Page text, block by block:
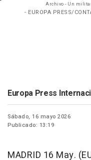
Archivo - Un
- EUROPA PRESS/
Europa Press
Sábado, 16 mayo 2026
Publicado: 13:19
MADRID 16 May.